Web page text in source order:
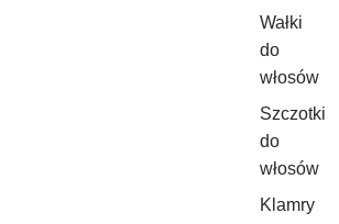
Wałki
do
włosów
Szczotki
do
włosów
Klamry